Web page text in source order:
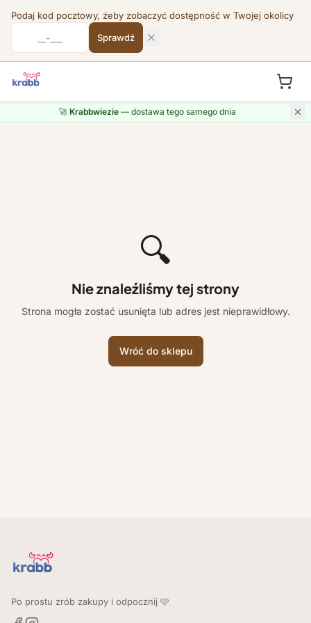
Podaj kod pocztowy, żeby zobaczyć dostępność w Twojej okolicy
Sprawdź
🚀 Krabbwiezie— dostawa tego samego dnia
🔍
Nie znaleźliśmy tej strony
Strona mogła zostać usunięta lub adres jest nieprawidłowy.
Wróć do sklepu
Po prostu zrób zakupy i odpocznij 🩷